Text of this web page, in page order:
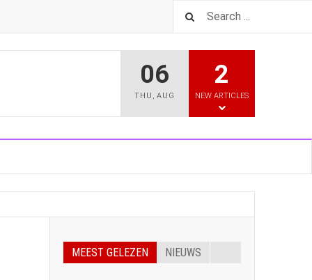
06
THU , AUG
2
NEW ARTICLES
MEEST GELEZEN NIEUWS